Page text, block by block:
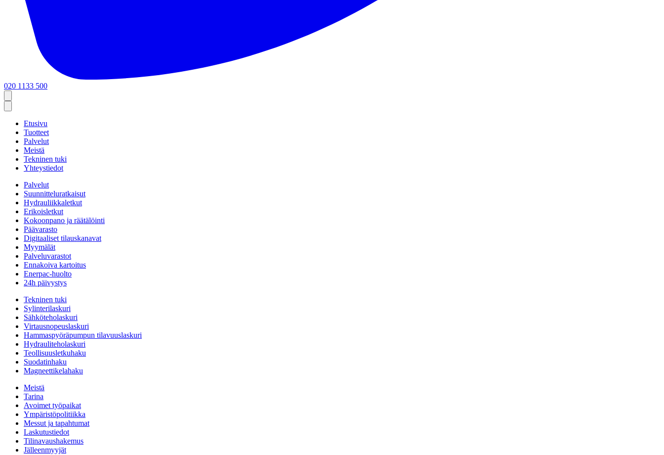
020 1133 500
Etusivu
Tuotteet
Palvelut
Meistä
Tekninen tuki
Yhteystiedot
Palvelut
Suunnitteluratkaisut
Hydrauliikkaletkut
Erikoisletkut
Kokoonpano ja räätälöinti
Päävarasto
Digitaaliset tilauskanavat
Myymälät
Palveluvarastot
Ennakoiva kartoitus
Enerpac-huolto
24h päivystys
Tekninen tuki
Sylinterilaskuri
Sähköteholaskuri
Virtausnopeuslaskuri
Hammaspyöräpumpun tilavuuslaskuri
Hydrauliteholaskuri
Teollisuusletkuhaku
Suodatinhaku
Magneettikelahaku
Meistä
Tarina
Avoimet työpaikat
Ympäristöpolitiikka
Messut ja tapahtumat
Laskutustiedot
Tilinavaushakemus
Jälleenmyyjät